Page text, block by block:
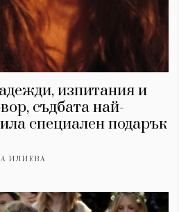
изпитания и
съдбата най-
специален подарък
ИЛИЕВА